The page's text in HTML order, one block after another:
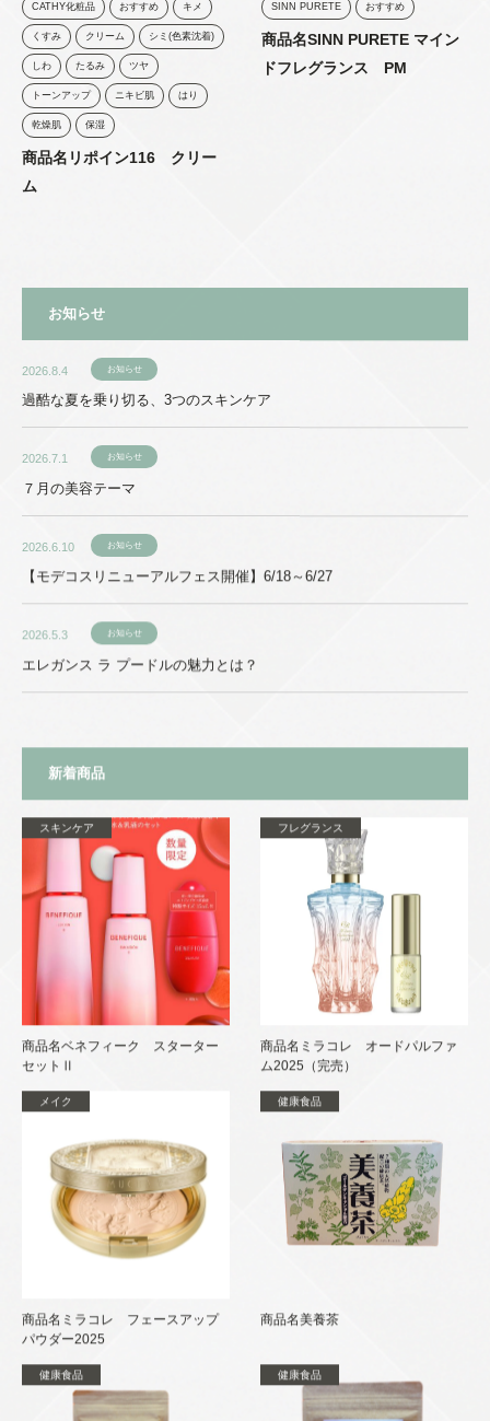
CATHY化粧品 おすすめ キメ
くすみ クリーム シミ(色素沈着)
しわ たるみ ツヤ
トーンアップ ニキビ肌 はり
乾燥肌 保湿
商品名リポイン116 クリー
ム
SINN PURETE おすすめ
商品名SINN PURETE マイン
ドフレグランス PM
お知らせ
2026.8.4 お知らせ
過酷な夏を乗り切る、3つのスキンケア
2026.7.1 お知らせ
７月の美容テーマ
2026.6.10 お知らせ
【モデコスリニューアルフェス開催】6/18～6/27
2026.5.3 お知らせ
エレガンス ラ プードルの魅力とは？
新着商品
スキンケア
商品名ベネフィーク スターター
セットⅡ
フレグランス
商品名ミラコレ オードパルファ
ム2025（完売）
メイク
商品名ミラコレ フェースアップ
パウダー2025
健康食品
商品名美養茶
健康食品 健康食品